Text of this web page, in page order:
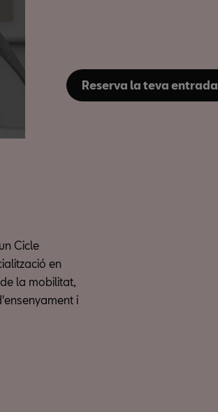
Reserva la teva entrada
Cicle
en
la mobilitat,
i